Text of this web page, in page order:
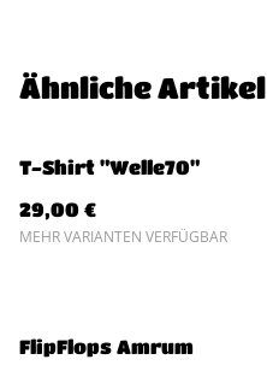
Ähnliche Artikel
T-Shirt "Welle70"
29,00 €
MEHR VARIANTEN VERFÜGBAR
FlipFlops Amrum